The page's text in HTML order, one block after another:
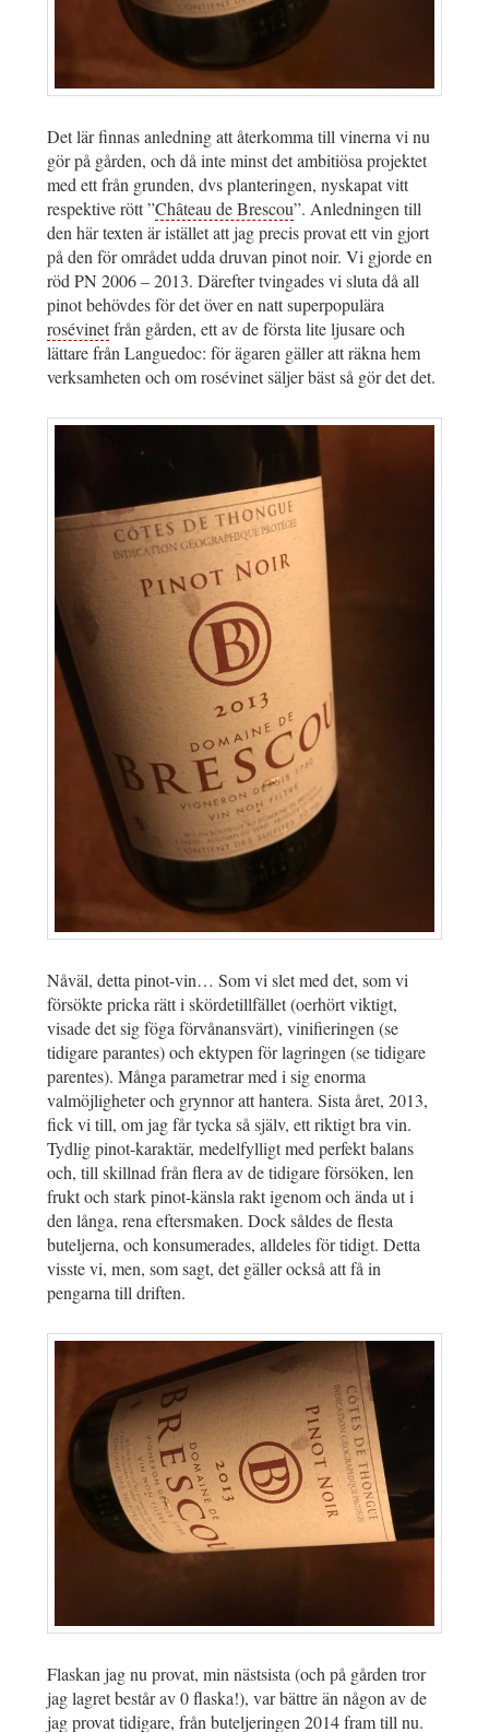
Det lär finnas anledning att återkomma till vinerna vi nu
gör på gården, och då inte minst det ambitiösa projektet
med ett från grunden, dvs planteringen, nyskapat vitt
respektive rött ”Château de Brescou”. Anledningen till
den här texten är istället att jag precis provat ett vin gjort
på den för området udda druvan pinot noir. Vi gjorde en
röd PN 2006 – 2013. Därefter tvingades vi sluta då all
pinot behövdes för det över en natt superpopulära
rosévinetfrån gården, ett av de första lite ljusare och
lättare från Languedoc: för ägaren gäller att räkna hem
verksamheten och om rosévinet säljer bäst så gör det det.
Nåväl, detta pinot-vin… Som vi slet med det, som vi
försökte pricka rätt i skördetillfället (oerhört viktigt,
visade det sig föga förvånansvärt), vinifieringen (se
tidigare parantes) och ektypen för lagringen (se tidigare
parentes). Många parametrar med i sig enorma
valmöjligheter och grynnor att hantera. Sista året, 2013,
fick vi till, om jag får tycka så själv, ett riktigt bra vin.
Tydlig pinot-karaktär, medelfylligt med perfekt balans
och, till skillnad från flera av de tidigare försöken, len
frukt och stark pinot-känsla rakt igenom och ända ut i
den långa, rena eftersmaken. Dock såldes de flesta
buteljerna, och konsumerades, alldeles för tidigt. Detta
visste vi, men, som sagt, det gäller också att få in
pengarna till driften.
Flaskan jag nu provat, min nästsista (och på gården tror
jag lagret består av 0 flaska!), var bättre än någon av de
jag provat tidigare, från buteljeringen 2014 fram till nu.